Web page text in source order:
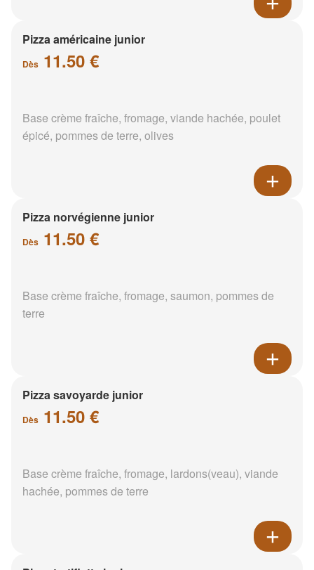
Pizza américaine junior
Dès 11.50 €
Base crème fraîche, fromage, viande hachée, poulet
épicé, pommes de terre, olives
Pizza norvégienne junior
Dès 11.50 €
Base crème fraîche, fromage, saumon, pommes de
terre
Pizza savoyarde junior
Dès 11.50 €
Base crème fraîche, fromage, lardons(veau), viande
hachée, pommes de terre